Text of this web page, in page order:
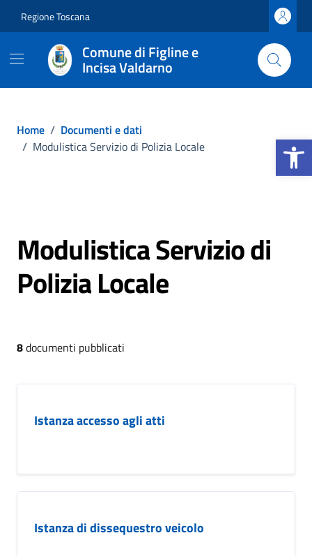
Apri la
Regione Toscana
Comune di Figline e
Incisa Valdarno
Home / Documenti e dati
/ Modulistica Servizio di Polizia Locale
Modulistica Servizio di
Polizia Locale
8documenti pubblicati
Istanza accesso agli atti
Istanza di dissequestro veicolo